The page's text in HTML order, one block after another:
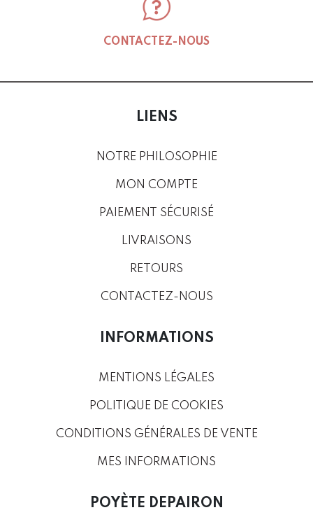
CONTACTEZ-NOUS
LIENS
NOTRE PHILOSOPHIE
MON COMPTE
PAIEMENT SÉCURISÉ
LIVRAISONS
RETOURS
CONTACTEZ-NOUS
INFORMATIONS
MENTIONS LÉGALES
POLITIQUE DE COOKIES
CONDITIONS GÉNÉRALES DE VENTE
MES INFORMATIONS
POYÈTE DEPAIRON